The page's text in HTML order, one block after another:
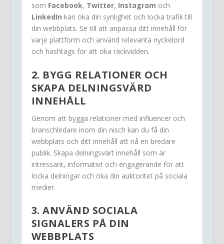
som Facebook, Twitter, Instagram och
LinkedIn kan öka din synlighet och locka trafik till
din webbplats. Se till att anpassa ditt innehåll för
varje plattform och använd relevanta nyckelord
och hashtags för att öka räckvidden.
2. BYGG RELATIONER OCH
SKAPA DELNINGSVÄRD
INNEHÅLL
Genom att bygga relationer med influencer och
branschledare inom din nisch kan du få din
webbplats och ditt innehåll att nå en bredare
publik. Skapa delningsvärt innehåll som är
intressant, informativt och engagerande för att
locka delningar och öka din auktoritet på sociala
medier.
3. ANVÄND SOCIALA
SIGNALERS PÅ DIN
WEBBPLATS